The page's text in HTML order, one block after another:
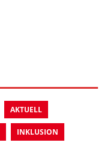
AKTUELL
INKLUSION